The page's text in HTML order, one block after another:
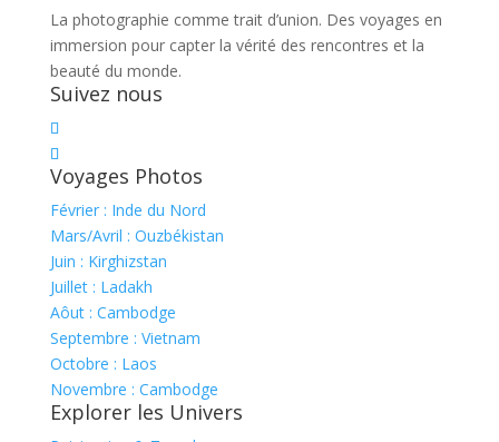
La photographie comme trait d’union. Des voyages en
immersion pour capter la vérité des rencontres et la
beauté du monde.
Suivez nous
Voyages Photos
Février : Inde du Nord
Mars/Avril : Ouzbékistan
Juin : Kirghizstan
Juillet : Ladakh
Aôut : Cambodge
Septembre : Vietnam
Octobre : Laos
Novembre : Cambodge
Explorer les Univers